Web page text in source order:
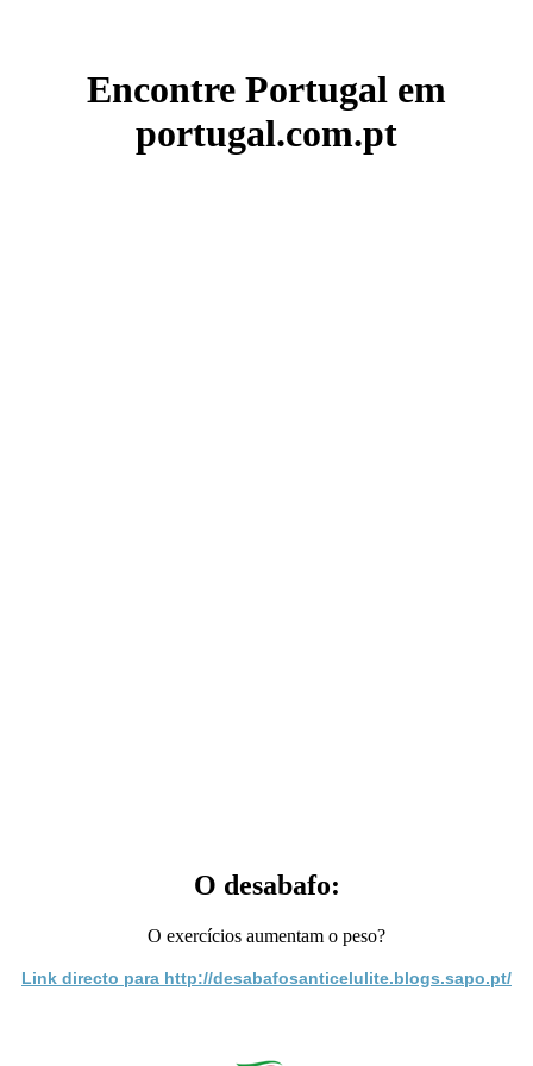
Encontre Portugal em
portugal.com.pt
O desabafo:
O exercícios aumentam o peso?
Link directo para http://desabafosanticelulite.blogs.sapo.pt/